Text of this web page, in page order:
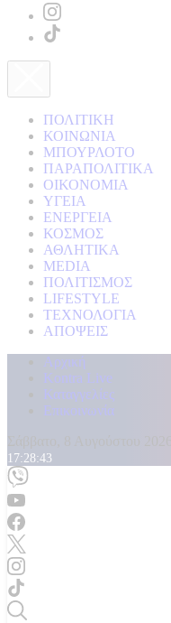
ΠΟΛΙΤΙΚΗ
ΚΟΙΝΩΝΙΑ
ΜΠΟΥΡΛΟΤΟ
ΠΑΡΑΠΟΛΙΤΙΚΑ
ΟΙΚΟΝΟΜΙΑ
ΥΓΕΙΑ
ΕΝΕΡΓΕΙΑ
ΚΟΣΜΟΣ
ΑΘΛΗΤΙΚΑ
MEDIA
ΠΟΛΙΤΙΣΜΟΣ
LIFESTYLE
ΤΕΧΝΟΛΟΓΙΑ
ΑΠΟΨΕΙΣ
Αρχική
Kontra Live
Καταγγελίες
Επικοινωνία
17:28:45